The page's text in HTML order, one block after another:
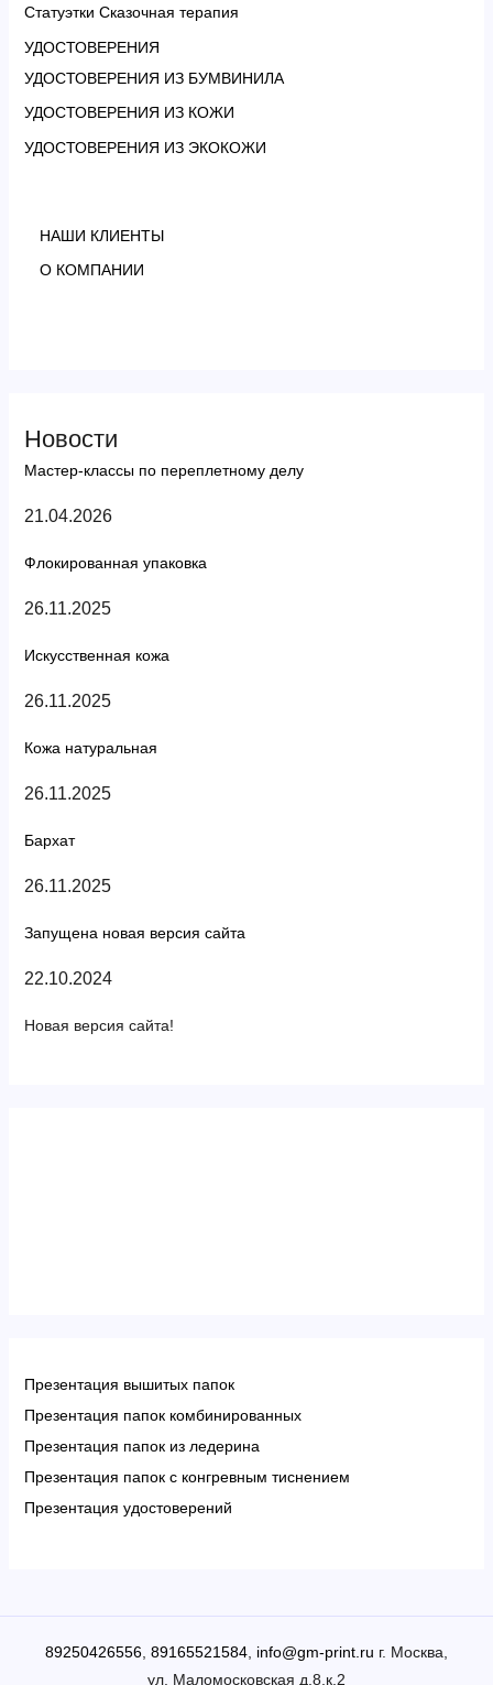
Статуэтки Сказочная терапия
УДОСТОВЕРЕНИЯ
УДОСТОВЕРЕНИЯ ИЗ БУМВИНИЛА
УДОСТОВЕРЕНИЯ ИЗ КОЖИ
УДОСТОВЕРЕНИЯ ИЗ ЭКОКОЖИ
НАШИ КЛИЕНТЫ
О КОМПАНИИ
Новости
Мастер-классы по переплетному делу
21.04.2026
Флокированная упаковка
26.11.2025
Искусственная кожа
26.11.2025
Кожа натуральная
26.11.2025
Бархат
26.11.2025
Запущена новая версия сайта
22.10.2024
Новая версия сайта!
Презентация вышитых папок
Презентация папок комбинированных
Презентация папок из ледерина
Презентация папок с конгревным тиснением
Презентация удостоверений
89250426556, 89165521584, info@gm-print.ru г. Москва,
ул. Маломосковская д.8,к.2